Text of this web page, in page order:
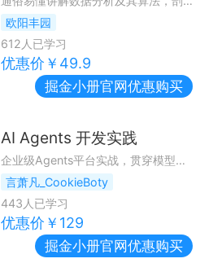
欧阳丰园
612 人已学习
优惠价￥ 49.9
掘金小册官网优惠购买
AI Agents 开发实践
企业级Agents平台实战，贯穿模型调用、工程架构、RAG、Multi-Agent、安全与交付，帮开发者建立系统化的 AI 工程实践体系。
言萧凡_CookieBoty
443 人已学习
优惠价￥ 129
掘金小册官网优惠购买